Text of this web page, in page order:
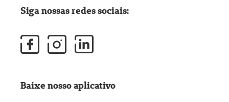
Siga nossas redes sociais:
Baixe nosso aplicativo